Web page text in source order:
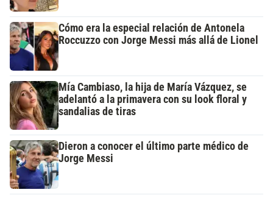
Cómo era la especial relación de Antonela
Roccuzzo con Jorge Messi más allá de Lionel
Mía Cambiaso, la hija de María Vázquez, se
adelantó a la primavera con su look floral y
sandalias de tiras
Dieron a conocer el último parte médico de
Jorge Messi